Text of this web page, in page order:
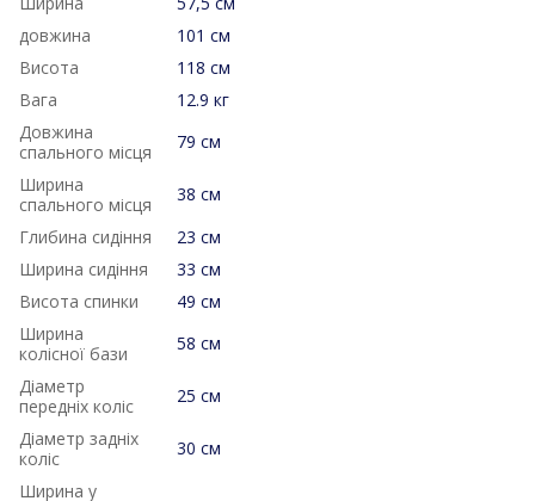
довжина
101 см
Висота
118 см
Вага
12.9 кг
Довжина
спального місця
79 см
Ширина
спального місця
38 см
Глибина сидіння
23 см
Ширина сидіння
33 см
Висота спинки
49 см
Ширина
колісної бази
58 см
Діаметр
передніх коліс
25 см
Діаметр задніх
коліс
30 см
Ширина у